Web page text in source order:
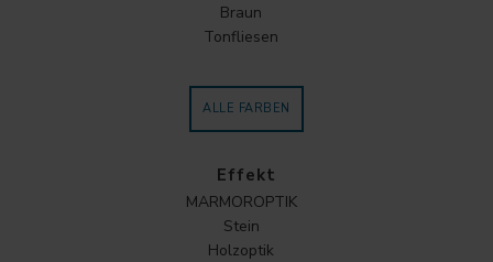
Braun
Tonfliesen
ALLE FARBEN
Effekt
MARMOROPTIK
Stein
Holzoptik